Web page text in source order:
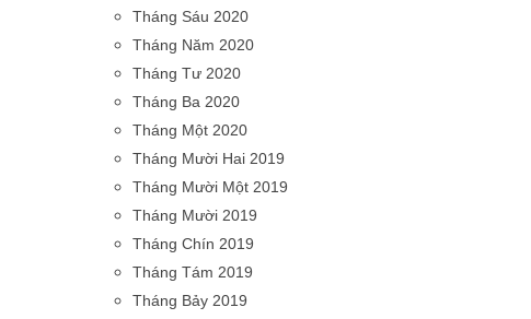
Tháng Sáu 2020
Tháng Năm 2020
Tháng Tư 2020
Tháng Ba 2020
Tháng Một 2020
Tháng Mười Hai 2019
Tháng Mười Một 2019
Tháng Mười 2019
Tháng Chín 2019
Tháng Tám 2019
Tháng Bảy 2019